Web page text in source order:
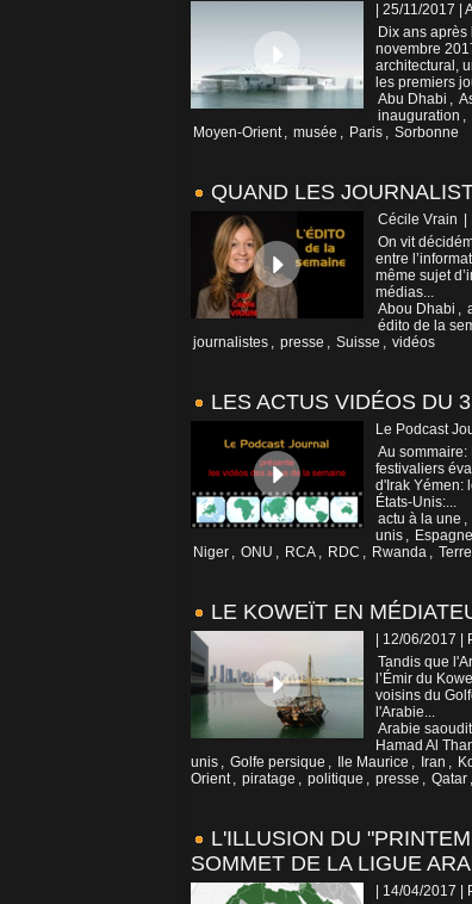
| 25/11/2017
Dix ans
novembre
architectural,
les premiers
Abu Dhabi ,
inauguration ,
Moyen-Orient , musée , Paris , Sorbonne
QUAND LES
Cécile Vrain
On vit
entre
même sujet
médias...
Abou Dhabi ,
édito de la
journalistes , presse , Suisse , vidéos
LES ACTUS VIDÉOS DU
Le Podcast
Au sommaire:
festivaliers
d'Irak Yémen:
États-Unis:...
actu à la une ,
unis , Espagne
Niger , ONU , RCA , RDC , Rwanda , Terre
LE KOWEÏT EN
| 12/06/2017
Tandis que
l’Émir du
voisins du
l'Arabie...
Arabie
Hamad Al
unis , Golfe persique , Ile Maurice , Iran ,
Orient , piratage , politique , presse , Qatar ,
L'ILLUSION DU
SOMMET DE LA LIGUE
| 14/04/2017